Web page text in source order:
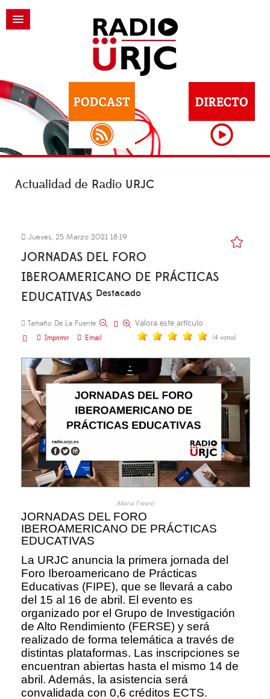
Actualidad de Radio URJC
Jueves, 25 Marzo 2021 18:19
JORNADAS DEL FORO
IBEROAMERICANO DE PRÁCTICAS
EDUCATIVAS Destacado
Tamaño De La Fuente
Imprimir
Email
Valora este artículo
(4 votos)
Aitana Fresno
JORNADAS DEL FORO
IBEROAMERICANO DE PRÁCTICAS
EDUCATIVAS
La URJC anuncia la primera jornada del
Foro Iberoamericano de Prácticas
Educativas (FIPE), que se llevará a cabo
del 15 al 16 de abril. El evento es
organizado por el Grupo de Investigación
de Alto Rendimiento (FERSE) y será
realizado de forma telemática a través de
distintas plataformas. Las inscripciones se
encuentran abiertas hasta el mismo 14 de
abril. Además, la asistencia será
convalidada con 0,6 créditos ECTS.